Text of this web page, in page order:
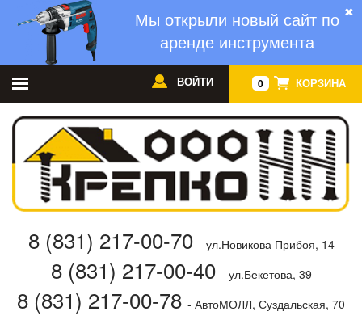
✖
Мы открыли новый сайт по
аренде инструмента
0 КОРЗИНА
ВОЙТИ
8 (831) 217-00-70 - ул.Новикова Прибоя, 14
8 (831) 217-00-40 - ул.Бекетова, 39
8 (831) 217-00-78 - АвтоМОЛЛ, Суздальская, 70